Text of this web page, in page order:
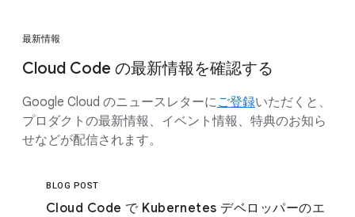
最新情報
Cloud Code の最新情報を確認する
Google Cloud のニュースレターにご登録いただくと、
プロダクトの最新情報、イベント情報、特典のお知ら
せなどが配信されます。
BLOG POST
Cloud Code で Kubernetes デベロッパーのエ